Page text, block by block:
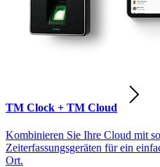
TM Clock + TM Cloud
Kombinieren Sie Ihre Cloud mit
Zeiterfassungsgeräten für ein
Ort.